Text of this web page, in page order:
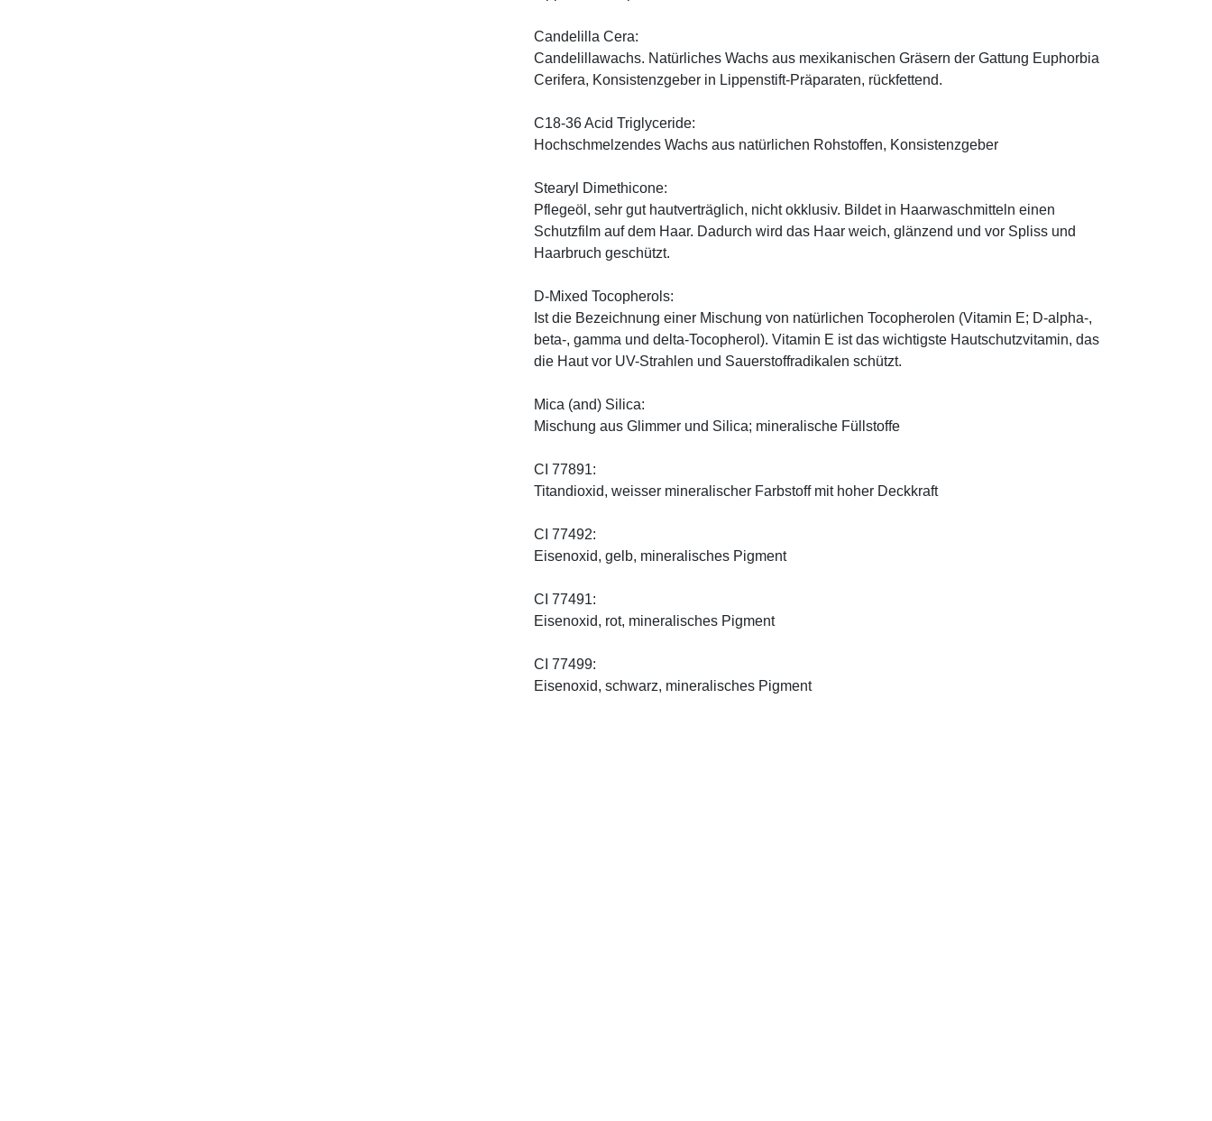
Candelilla Cera:
Candelillawachs. Natürliches Wachs aus mexikanischen Gräsern der Gattung Euphorbia
Cerifera, Konsistenzgeber in Lippenstift-Präparaten, rückfettend.
C18-36 Acid Triglyceride:
Hochschmelzendes Wachs aus natürlichen Rohstoffen, Konsistenzgeber
Stearyl Dimethicone:
Pflegeöl, sehr gut hautverträglich, nicht okklusiv. Bildet in Haarwaschmitteln einen
Schutzfilm auf dem Haar. Dadurch wird das Haar weich, glänzend und vor Spliss und
Haarbruch geschützt.
D-Mixed Tocopherols:
Ist die Bezeichnung einer Mischung von natürlichen Tocopherolen (Vitamin E; D-alpha-,
beta-, gamma und delta-Tocopherol). Vitamin E ist das wichtigste Hautschutzvitamin, das
die Haut vor UV-Strahlen und Sauerstoffradikalen schützt.
Mica (and) Silica:
Mischung aus Glimmer und Silica; mineralische Füllstoffe
CI 77891:
Titandioxid, weisser mineralischer Farbstoff mit hoher Deckkraft
CI 77492:
Eisenoxid, gelb, mineralisches Pigment
CI 77491:
Eisenoxid, rot, mineralisches Pigment
CI 77499:
Eisenoxid, schwarz, mineralisches Pigment